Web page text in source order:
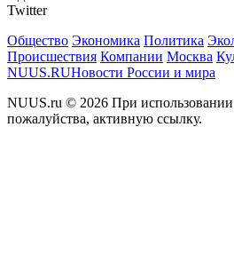
Twitter
Общество Экономика Политика
Происшествия Компании Москва
NUUS.RUНовости России и мира
NUUS.ru © 2026 При использовании
пожалуйства, активную ссылку.